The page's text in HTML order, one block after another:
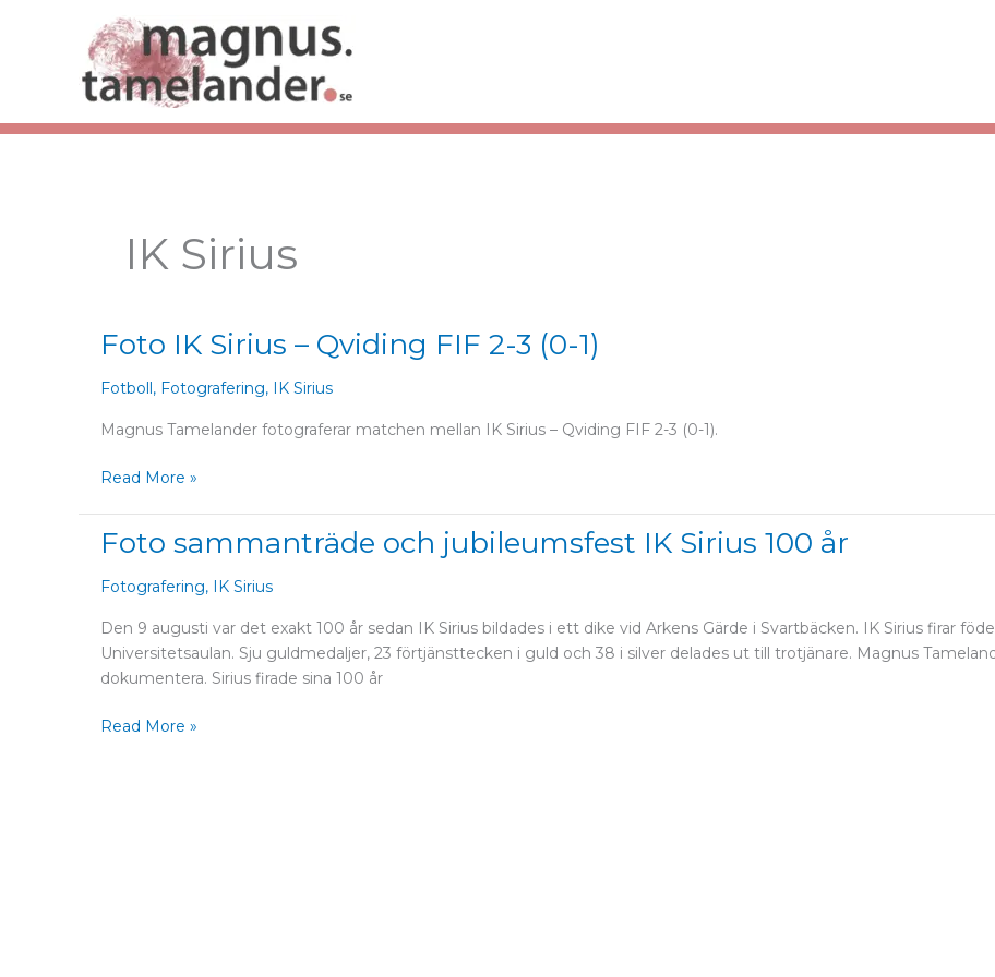
IK Sirius
Foto IK Sirius – Qviding FIF 2-3 (0-1)
Fotboll, Fotografering, IK Sirius
Magnus Tamelander fotograferar matchen mellan IK Sirius – Qviding FIF 2-3 (0-1).
Foto
Sirius
Qviding
2-
3
(0-
Read More »
Foto sammanträde och jubileumsfest IK Sirius 100 år
Fotografering, IK Sirius
Den 9 augusti var det exakt 100 år sedan IK Sirius bildades i ett dike vid Arkens Gärde i Svartbäcken. IK Sirius firar
Universitetsaulan. Sju guldmedaljer, 23 förtjänsttecken i guld och 38 i silver delades ut till trotjänare. Magnus
dokumentera. Sirius firade sina 100 år
Foto
och
IK
Sirius
100
Read More »